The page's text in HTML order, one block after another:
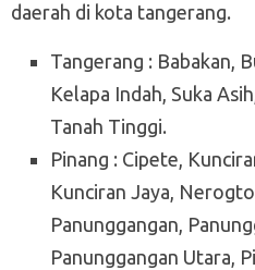
daerah di kota tangerang.
Tangerang : Babakan,
Kelapa Indah, Suka
Tanah Tinggi.
Pinang : Cipete,
Kunciran Jaya,
Panunggangan,
Panunggangan Utara,